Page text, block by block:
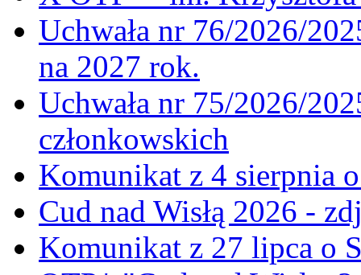
Uchwała nr 76/2026/
na 2027 rok.
Uchwała nr 75/2026/
członkowskich
Komunikat z 4 sierpnia
Cud nad Wisłą 2026 -
Komunikat z 27 lipca o